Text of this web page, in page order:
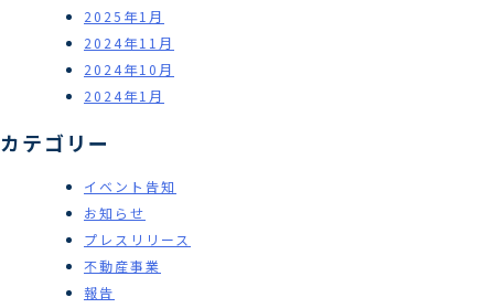
2025年1月
2024年11月
2024年10月
2024年1月
カテゴリー
イベント告知
お知らせ
プレスリリース
不動産事業
報告